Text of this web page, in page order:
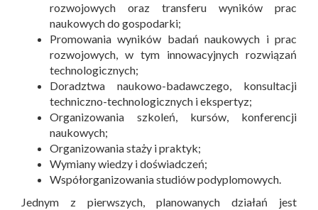
rozwojowych oraz transferu wyników prac
naukowych do gospodarki;
Promowania wyników badań naukowych i prac
rozwojowych, w tym innowacyjnych rozwiązań
technologicznych;
Doradztwa naukowo-badawczego, konsultacji
techniczno-technologicznych i ekspertyz;
Organizowania szkoleń, kursów, konferencji
naukowych;
Organizowania staży i praktyk;
Wymiany wiedzy i doświadczeń;
Współorganizowania studiów podyplomowych.
Jednym z pierwszych, planowanych działań jest